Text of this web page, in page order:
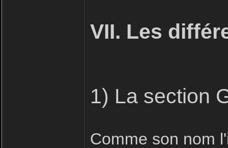
VII. Les
1) La section
Comme son nom